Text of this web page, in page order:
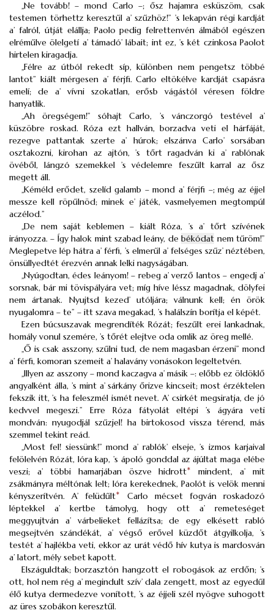
„Ne tovább! – mond Carlo –; ősz hajamra esküszöm, csak
testemen törhettz keresztűl a’ szűzhöz!” ’s lekapván régi kardját
a’ falról, útját elállja; Paolo pedig felrettenvén álmából egészen
elréműlve ölelgetí a’ támadó’ lábait; int ez, ’s két czinkosa Paolot
hirtelen kiragadja.
„Félre az útból rekedt síp, különben nem pengetsz többé
lantot” kiált mérgesen a’ férjfi. Carlo eltökélve kardját csapásra
emelí; de a’ vívni szokatlan, erősb vágástól véresen földre
hanyatlik.
„Ah öregségem!” sóhajt Carlo, ’s vánczorgó testével a’
küszöbre roskad. Róza ezt hallván, borzadva veti el hárfáját,
rezegve pattantak szerte a’ húrok; elszánva Carlo’ sorsában
osztakozni, kirohan az ajtón, ’s tőrt ragadván ki a’ rablónak
övéből, lángzó szemekkel ’s védelemre feszűlt karral az ősz
megett áll.
„Kéméld erődet, szelíd galamb – mond a’ férjfi –; még az éjjel
messze kell röpűlnöd; minek e’ játék, vasmelyemen megtompúl
aczélod.”
„De nem saját keblemen – kiált Róza, ’s a’ tőrt szívének
irányozza. – Így halok mint szabad leány, debékódat nem tűröm!”
Meglepetve lép hátra a’ férfi, ’s elmerűl a’ felséges szűz’ néztében,
önsüllyedtét érezvén annak lelki nagyságában.
„Nyúgodtan, édes leányom! – rebeg a’ verző lantos – engedj a’
sorsnak, bár mi tövispályára vet; míg híve léssz magadnak, dölyfei
nem ártanak. Nyujtsd kezed’ utóljára; válnunk kell; én örök
nyugalomra – te” – itt szava megakad, ’s halálszín borítja el képét.
Ezen búcsuszavak megrendíték Rózát; feszűlt erei lankadnak,
homály vonul szemére, ’s tőrét elejtve oda omlik az öreg mellé.
„Ő is csak asszony, szűlni tud, de nem magasban érzeni” mond
a’ férfi, komoran szemeit a’ halavány vonásokon legeltetvén.
„Illyen az asszony – mond kaczagva a’ másik –: előbb ez öldöklő
angyalként álla, ’s mint a’ sárkány őrizve kincseit; most érzéktelen
fekszik itt, ’s ha feleszmél ismét nevet. A’ csirkét megsiratja, de jó
kedvvel megeszi.” Erre Róza fátyolát eltépi ’s ágyára veti
mondván: nyugodjál szűzjel! ha birtokosod vissza térend, más
szemmel tekint reád.
„Most fel! siessünk!” mond a’ rablók’ elseje, ’s izmos karjaival
felölelvén Rózát, lóra kap, ’s ápoló gonddal az ájúltat maga elébe
veszi; a’ többi hamarjában öszve hidrott*
mindent, a’ mit
zsákmányra méltónak lelt; lóra kerekednek, Paolót is velök menni
kényszerítvén. A’ felüdűlt*
Carlo mécset fogván roskadozó
léptekkel a’ kertbe támolyg, hogy ott a’ remeteséget
meggyujtván a’ várbelieket fellázítsa; de egy elkésett rabló
megsejtvén szándékát, a’ végső erővel küzdőt átgyilkolja, ’s
testét a’ hajlékba veti, ekkor az urát védő hív kutya is mardosván
a’ latort, mély sebet kapott.
Elszáguldtak; borzasztón hangzott el robogások az erdőn; ’s
ott, hol nem rég a’ megindult szív’ dala zengett, most az egyedűl
élő kutya dermedezve vonított, ’s az éjjeli szél nyögve suhogott
az üres szobákon keresztűl.